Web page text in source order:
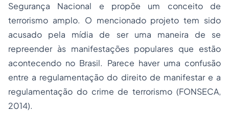
Segurança Nacional e propõe um conceito de
terrorismo amplo. O mencionado projeto tem sido
acusado pela mídia de ser uma maneira de se
repreender às manifestações populares que estão
acontecendo no Brasil. Parece haver uma confusão
entre a regulamentação do direito de manifestar e a
regulamentação do crime de terrorismo (FONSECA,
2014).